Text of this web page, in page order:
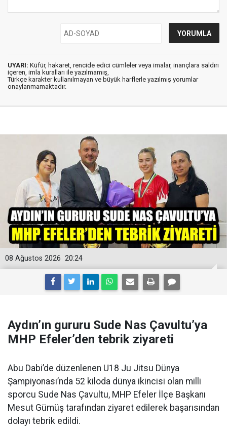
UYARI: Küfür, hakaret, rencide edici cümleler veya imalar, inançlara saldırı
içeren, imla kuralları ile yazılmamış,
Türkçe karakter kullanılmayan ve büyük harflerle yazılmış yorumlar
onaylanmamaktadır.
20:24
08 Ağustos 2026
Aydın’ın gururu Sude Nas Çavultu’ya
MHP Efeler’den tebrik ziyareti
Abu Dabi’de düzenlenen U18 Ju Jitsu Dünya
Şampiyonası’nda 52 kiloda dünya ikincisi olan milli
sporcu Sude Nas Çavultu, MHP Efeler İlçe Başkanı
Mesut Gümüş tarafından ziyaret edilerek başarısından
dolayı tebrik edildi.